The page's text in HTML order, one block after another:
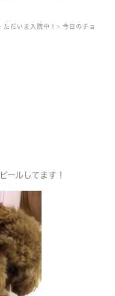
ただいま入院中！ 今日のチョ
ールしてます！